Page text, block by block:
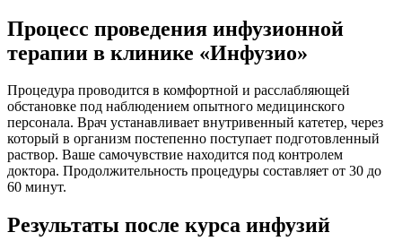
Процесс проведения инфузионной
терапии в клинике «Инфузио»
Процедура проводится в комфортной и расслабляющей
обстановке под наблюдением опытного медицинского
персонала. Врач устанавливает внутривенный катетер, через
который в организм постепенно поступает подготовленный
раствор. Ваше самочувствие находится под контролем
доктора. Продолжительность процедуры составляет от 30 до
60 минут.
Результаты после курса инфузий